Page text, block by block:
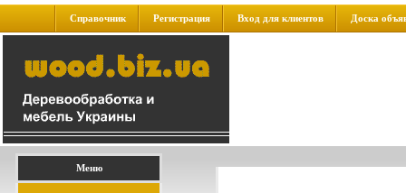
Справочник Регистрация Вход для клиентов Доска
Меню